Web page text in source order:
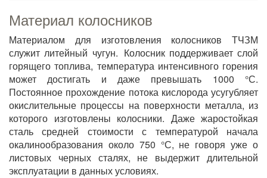
Материал колосников
Материалом для изготовления колосников ТЧЗМ
служит литейный чугун. Колосник поддерживает слой
горящего топлива, температура интенсивного горения
может достигать и даже превышать 1000 °С.
Постоянное прохождение потока кислорода усугубляет
окислительные процессы на поверхности металла, из
которого изготовлены колосники. Даже жаростойкая
сталь средней стоимости с температурой начала
окалинообразования около 750 °С, не говоря уже о
листовых черных сталях, не выдержит длительной
эксплуатации в данных условиях.